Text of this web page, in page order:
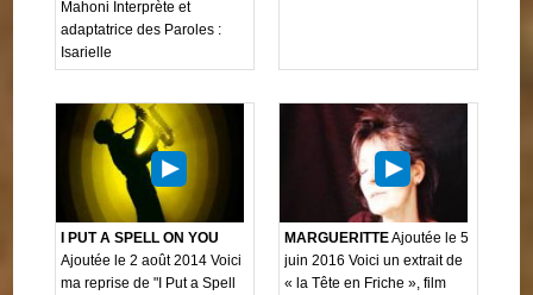
Mahoni Interprète et
adaptatrice des Paroles :
Isarielle
I PUT A SPELL ON YOU
Ajoutée le 2 août 2014 Voici
ma reprise de "I Put a Spell
MARGUERITTEAjoutée le 5
juin 2016 Voici un extrait de
« la Tête en Friche », film